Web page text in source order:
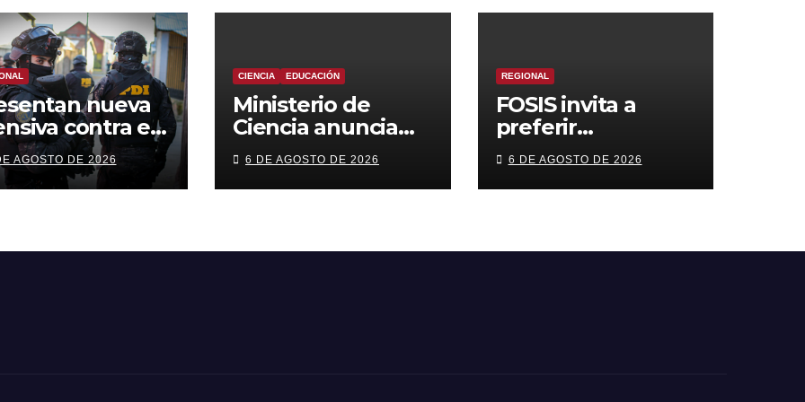
nueva
contra el
más
territorial,
AGOSTO DE 2026
CIENCIA EDUCACIÓN
Ministerio de
Ciencia anuncia
reforma a becas
chile con foco en
áreas estratégicas
6 DE AGOSTO DE 2026
REGIONAL
FOSIS invita a
preferir
emprendimientos
locales para
regalar en el Día
6 DE AGOSTO DE 2026